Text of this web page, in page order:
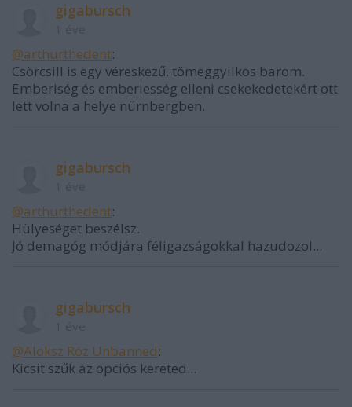
gigabursch
@arthurthedent:
Csörcsill is egy véreskezű, tömeggyilkos barom.
Emberiség és emberiesség elleni csekekedetekért ott
lett volna a helye nürnbergben.
gigabursch
@arthurthedent:
Hülyeséget beszélsz.
Jó demagóg módjára féligazságokkal hazudozol...
gigabursch
@Alöksz Róz Unbanned:
Kicsit szűk az opciós kereted...